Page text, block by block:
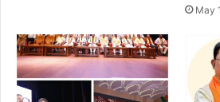
May